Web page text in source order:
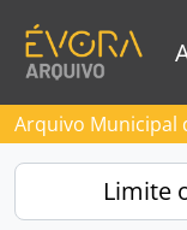
Arquivo Municipal
Limite